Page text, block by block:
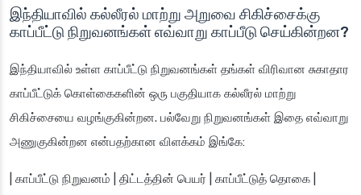
இந்தியாவில் கல்லீரல் மாற்று அறுவை சிகிச்சைக்கு
காப்பீட்டு நிறுவனங்கள் எவ்வாறு காப்பீடு செய்கின்றன?
இந்தியாவில் உள்ள காப்பீட்டு நிறுவனங்கள் தங்கள் விரிவான சுகாதார
காப்பீட்டுக் கொள்கைகளின் ஒரு பகுதியாக கல்லீரல் மாற்று
சிகிச்சையை வழங்குகின்றன. பல்வேறு நிறுவனங்கள் இதை எவ்வாறு
அணுகுகின்றன என்பதற்கான விளக்கம் இங்கே:
| காப்பீட்டு நிறுவனம் | திட்டத்தின் பெயர் | காப்பீட்டுத் தொகை |